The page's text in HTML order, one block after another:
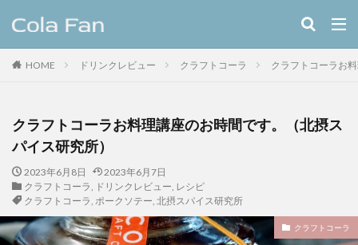
HOME ドリンクレビュー クラフトコーラ クラフトコーラお
クラフトコーラお料理講座のお時間です。（北摂ス
パイス研究所）
2023年6月8日
2023年6月7日
クラフトコーラ, ドリンクレビュー, レシピ
クラフトコーラ, ポークソテー, 北摂スパイス研究所
クラフトコーラ
クラフトコーラ
タグ
11種のスパイスコーラ 伊良コーラ
ラムネ
ラララコーラ レシピ
ローカル